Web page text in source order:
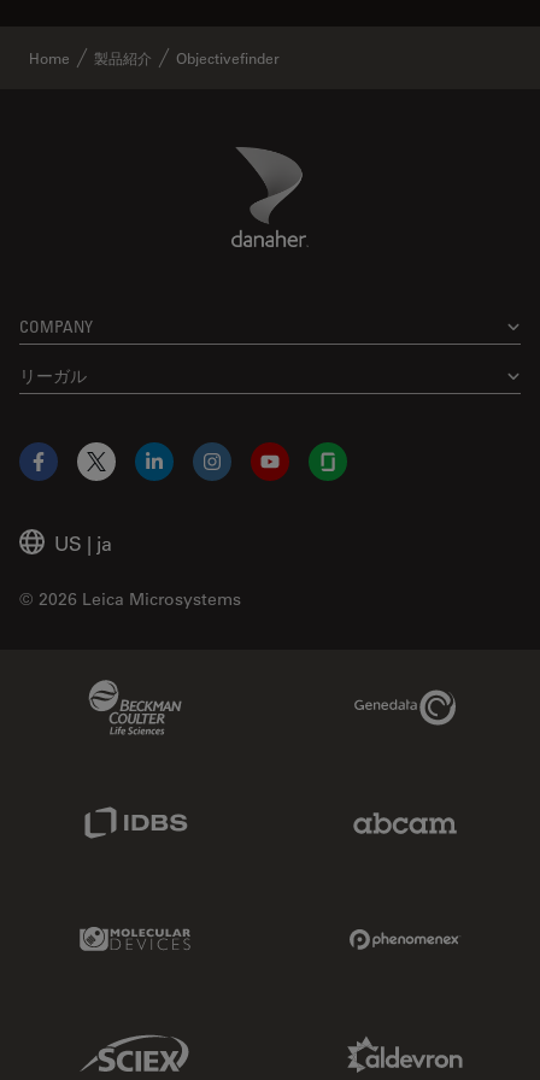
Home 製品紹介 Objectivefinder
Danaher Logo
COMPANY
リーガル
US | ja
© 2026 Leica Microsystems
Facebook
X LinkedInInstagramYouTubeGlassdoor
Genedata Link
Molecular Devices Link
Sciex Link